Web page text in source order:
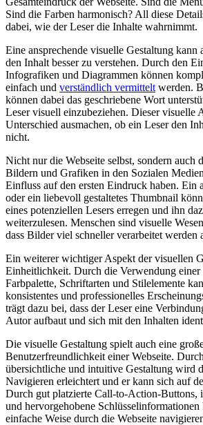
‍Sind die Farben ‍harmonisch? All diese
dabei, ⁤wie der ‍Leser die Inhalte wahrnimmt.
Eine ansprechende ‍visuelle Gestaltung kann
den Inhalt besser zu ‍verstehen. Durch den
Infografiken⁢ und Diagrammen​ können
einfach‌ und verständlich vermittelt werden.⁤
können dabei das⁣ geschriebene Wort
Leser visuell einzubeziehen.⁢ Dieser visuelle
Unterschied‌ ausmachen, ob ein Leser ‍den
nicht.
Nicht nur die Webseite selbst,‌ sondern ⁣auch
Bildern und Grafiken in den Sozialen
Einfluss auf den ersten⁣ Eindruck⁣ haben. Ein
oder ein liebevoll gestaltetes‍ Thumbnail
eines potenziellen Lesers​ erregen und‌ ihn
weiterzulesen. ​Menschen sind‍ visuelle
dass ‌Bilder viel schneller ‍verarbeitet werden
Ein weiterer wichtiger Aspekt der‌ visuellen
Einheitlichkeit.⁤ Durch⁢ die Verwendung einer
Farbpalette, Schriftarten⁢ und Stilelemente
konsistentes und professionelles
trägt dazu bei, ⁣dass⁢ der Leser eine
⁤Autor aufbaut und sich mit den⁣ Inhalten
Die visuelle Gestaltung spielt auch ⁤eine
Benutzerfreundlichkeit ⁤einer Webseite.
⁤übersichtliche und intuitive‍ Gestaltung wird
Navigieren erleichtert und er kann sich auf
Durch gut platzierte Call-to-Action-Buttons,
und⁤ hervorgehobene
einfache ⁢Weise durch die Webseite